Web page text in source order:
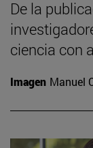
De la
ciencia con
Imagen Manuel